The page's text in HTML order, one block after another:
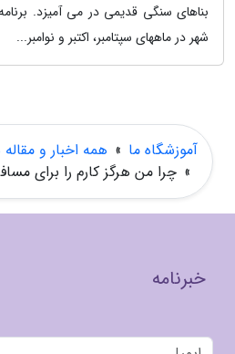
بناهای سنگی قدیمی در می آمیزد.
شهر در ماههای سپتامبر، اکتبر و نوامبر...
آموزشگاه ما » همه اخبار و
» چرا من هرگز کارم را برای
خبرنامه